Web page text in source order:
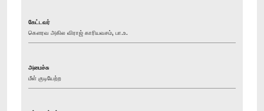
கேட்டவர்
கௌரவ அகில விராஜ் காரியவசம், பா.உ.
அமைச்சு
மீள் குடியேற்ற